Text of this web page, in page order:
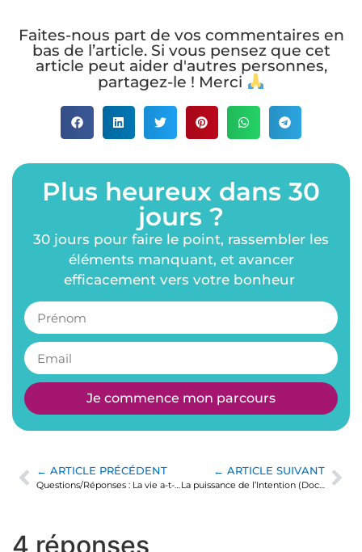
Faites-nous part de vos commentaires en
bas de l’article. Si vous pensez que cet
article peut aider d'autres personnes,
partagez-le ! Merci
Plus heureux dans 30
jours ?
30 jours pour faire le point, rassembler les
éléments manquant, et avancer
efficacement vers votre bonheur
Je commence mon parcours
← ARTICLE PRÉCÉDENT
Questions/Réponses : La vie a-t-elle du sens ? Comment se poser les bonnes questions ?
← ARTICLE SUIVANT
La puissance de l’Intention (Documentaire)
4 réponses